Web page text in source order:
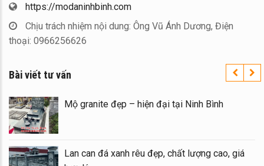
https://modaninhbinh.com
Chịu trách nhiệm nội dung: Ông Vũ Ánh Dương, Điện
thoại: 0966256626
Bài viết tư vấn
– Đá
Ninh
Mộ granite đẹp – hiện đại tại Ninh
Lan can đá xanh rêu đẹp, chất lượng